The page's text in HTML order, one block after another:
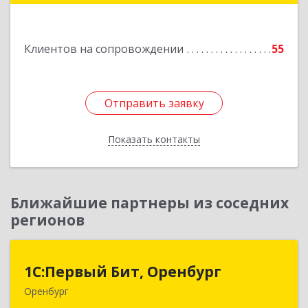
Клиентов на сопровождении 55
Отправить заявку
Показать контакты
Отправить заявку
Назад
Ближайшие партнеры из соседних
регионов
1С:Первый Бит, Оренбург
Оренбург
1С:Первый Бит, Оренбург
460044, Оренбургская обл, Оренбург, Березка